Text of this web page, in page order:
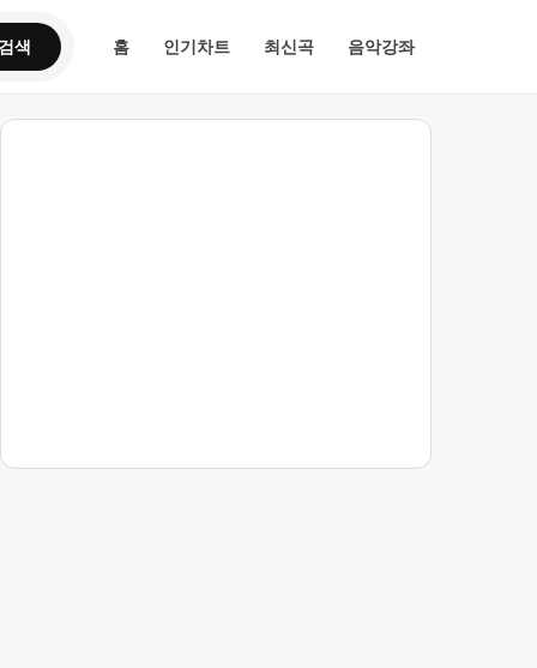
색 홈 인기차트 최신곡 음악강좌